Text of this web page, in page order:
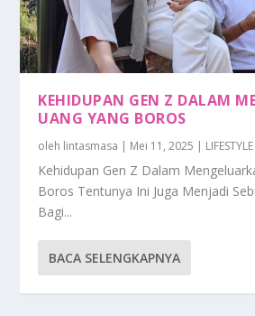
KEHIDUPAN GEN Z DALAM
UANG YANG BOROS
oleh lintasmasa | Mei 11, 2025 | LIFESTYLE
Kehidupan Gen Z Dalam
Boros Tentunya Ini Juga Menjadi
Bagi...
BACA SELENGKAPNYA